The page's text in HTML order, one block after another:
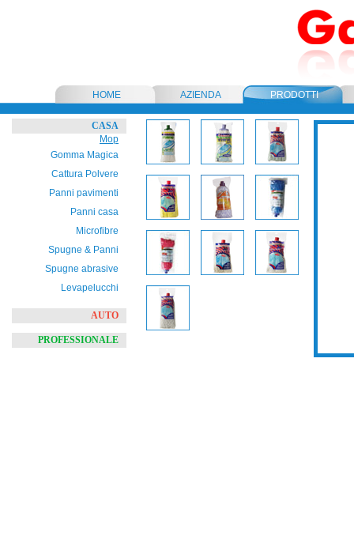
HOME AZIENDA PRODOTTI
CASA
Mop
Gomma Magica
Cattura Polvere
Panni pavimenti
Panni casa
Microfibre
Spugne & Panni
Spugne abrasive
Levapelucchi
AUTO
PROFESSIONALE